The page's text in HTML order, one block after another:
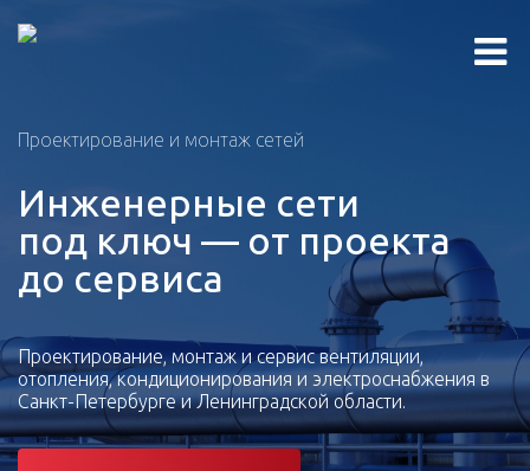
Проектирование и монтаж сетей
Инженерные сети
под ключ — от проекта
до сервиса
Проектирование, монтаж и сервис вентиляции,
отопления, кондиционирования и электроснабжения в
Санкт-Петербурге и Ленинградской области.